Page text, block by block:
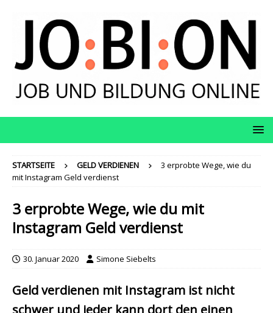
STARTSEITE GELD VERDIENEN
3 erprobte Wege, wie du
mit Instagram Geld verdienst
3 erprobte Wege, wie du mit
Instagram Geld verdienst
30. Januar 2020 Simone Siebelts
Geld verdienen mit Instagram ist nicht